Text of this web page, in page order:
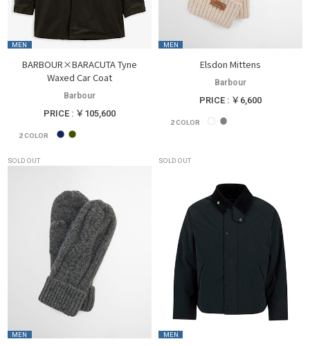
MEN
BARBOUR×BARACUTA Tyne
Waxed Car Coat
Barbour
PRICE : ￥105,600
2COLOR
MEN
Elsdon Mittens
Barbour
PRICE : ￥6,600
2COLOR
SOLD OUT
MEN
SOLD OUT
MEN